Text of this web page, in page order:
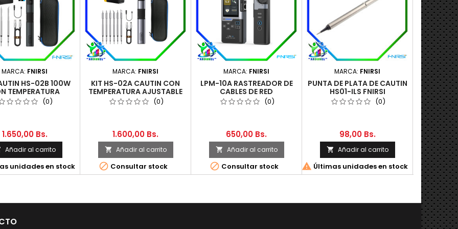
MARCA: FNIRSI
HS-02B 100W
TEMPERATURA
(SET 4)
(0)
1.650,00 Bs.
Añadir al carrito
unidades en stock
MARCA: FNIRSI
KIT HS-02A CAUTIN CON
TEMPERATURA AJUSTABLE
(SET 4) (0)
1.600,00 Bs.
 Añadir al carrito
 Consultar stock
MARCA: FNIRSI
LPM-10A RASTREADOR DE
CABLES DE RED
MULTIFUNCIONAL
(0)
650,00 Bs.
 Añadir al carrito
 Consultar stock
MARCA: FNIRSI
PUNTA DE PLATA DE CAUTIN
HS01-ILS FNIRSI
(0)
98,00 Bs.
 Añadir al carrito
 Últimas unidades en stock
KIT DWS -

